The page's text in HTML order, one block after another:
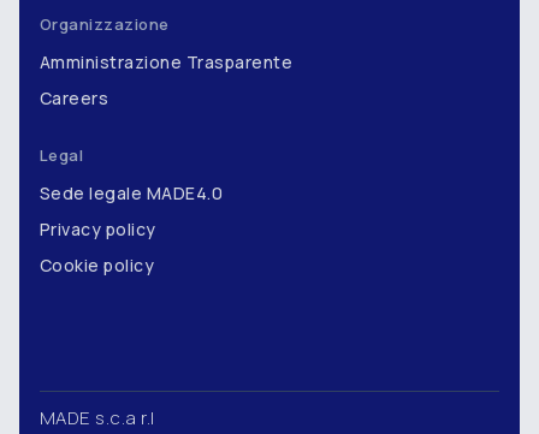
Organizzazione
Amministrazione Trasparente
Careers
Legal
Sede legale MADE4.0
Privacy policy
Cookie policy
MADE s.c.a r.l